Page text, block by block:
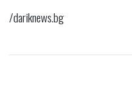
/dariknews.bg